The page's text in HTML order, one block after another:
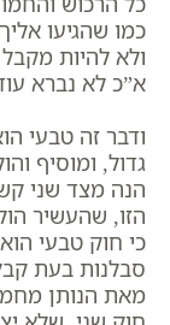
כמו שהגיעו
ולא להיות
א”כ לא נברא
ודבר זה טבעי
גדול, ומוסיף
הנה מצד שני
הזו, שהעשיר
כי חוק טבעי
סבלנות בעת
מאת הנותן